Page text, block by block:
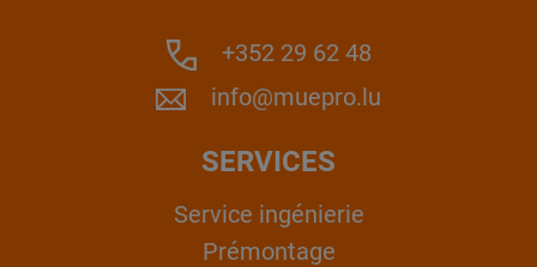
+352 29 62 48
info@muepro.lu
SERVICES
Service ingénierie
Prémontage